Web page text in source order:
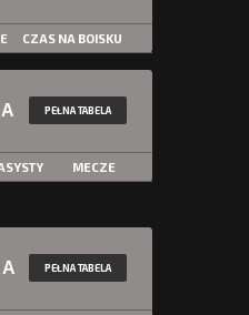
CZAS NA BOISKU
PEŁNA TABELA
MECZE
PEŁNA TABELA